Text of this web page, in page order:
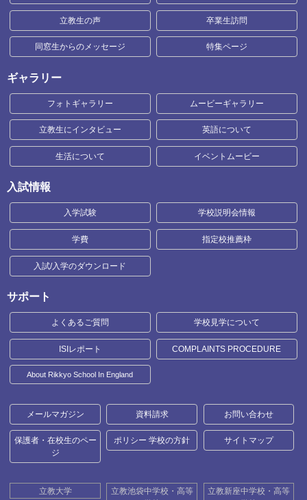
立教生の声 卒業生訪問
同窓生からのメッセージ 特集ページ
ギャラリー
フォトギャラリー ムービーギャラリー
立教生にインタビュー 英語について
生活について イベントムービー
入試情報
入学試験 学校説明会情報
学費 指定校推薦枠
入試/入学のダウンロード
サポート
よくあるご質問 学校見学について
ISIレポート COMPLAINTS PROCEDURE
About Rikkyo School In England
メールマガジン 資料請求 お問い合わせ
保護者・在校生のペー
ジ
ポリシー 学校の方針 サイトマップ
立教大学
立教池袋中学校・高等
立教新座中学校・高等